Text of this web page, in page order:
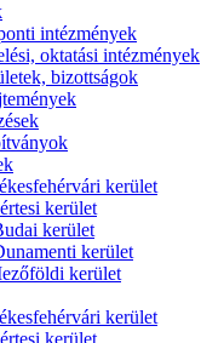
intézmények
oktatási intézmények
bizottságok
kerület
kerület
kerület
kerület
kerület
kerület
kerület